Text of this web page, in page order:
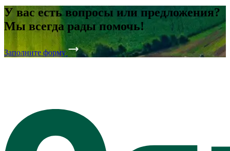
У вас есть вопросы или предложения?
Мы всегда рады помочь!
Заполните форму